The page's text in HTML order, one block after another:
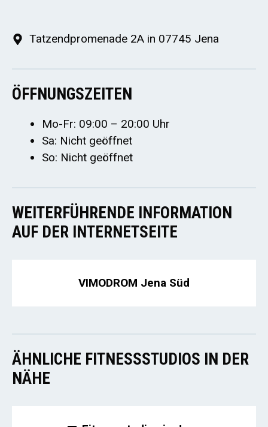
Tatzendpromenade 2A in 07745 Jena
ÖFFNUNGSZEITEN
Mo-Fr: 09:00 – 20:00 Uhr
Sa: Nicht geöffnet
So: Nicht geöffnet
WEITERFÜHRENDE INFORMATION
AUF DER INTERNETSEITE
VIMODROM Jena Süd
ÄHNLICHE FITNESSSTUDIOS IN DER
NÄHE